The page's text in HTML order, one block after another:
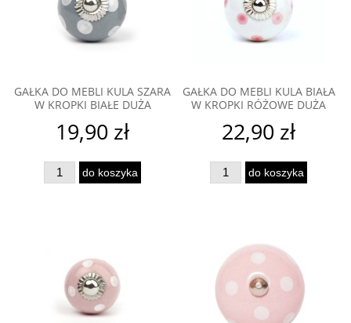
GAŁKA DO MEBLI KULA SZARA
W KROPKI BIAŁE DUŻA
19,90 zł
do koszyka
GAŁKA DO MEBLI KULA BIAŁA
W KROPKI RÓŻOWE DUŻA
22,90 zł
do koszyka